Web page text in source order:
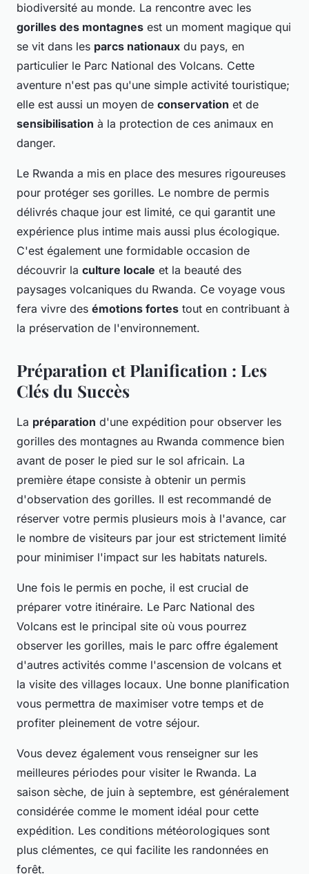
biodiversité au monde. La rencontre avec les
gorilles des montagnes est un moment magique qui
se vit dans les parcs nationaux du pays, en
particulier le Parc National des Volcans. Cette
aventure n'est pas qu'une simple activité touristique;
elle est aussi un moyen de conservation et de
sensibilisation à la protection de ces animaux en
danger.
Le Rwanda a mis en place des mesures rigoureuses
pour protéger ses gorilles. Le nombre de permis
délivrés chaque jour est limité, ce qui garantit une
expérience plus intime mais aussi plus écologique.
C'est également une formidable occasion de
découvrir la culture locale et la beauté des
paysages volcaniques du Rwanda. Ce voyage vous
fera vivre des émotions fortes tout en contribuant à
la préservation de l'environnement.
Préparation et Planification : Les
Clés du Succès
La préparation d'une expédition pour observer les
gorilles des montagnes au Rwanda commence bien
avant de poser le pied sur le sol africain. La
première étape consiste à obtenir un permis
d'observation des gorilles. Il est recommandé de
réserver votre permis plusieurs mois à l'avance, car
le nombre de visiteurs par jour est strictement limité
pour minimiser l'impact sur les habitats naturels.
Une fois le permis en poche, il est crucial de
préparer votre itinéraire. Le Parc National des
Volcans est le principal site où vous pourrez
observer les gorilles, mais le parc offre également
d'autres activités comme l'ascension de volcans et
la visite des villages locaux. Une bonne planification
vous permettra de maximiser votre temps et de
profiter pleinement de votre séjour.
Vous devez également vous renseigner sur les
meilleures périodes pour visiter le Rwanda. La
saison sèche, de juin à septembre, est généralement
considérée comme le moment idéal pour cette
expédition. Les conditions météorologiques sont
plus clémentes, ce qui facilite les randonnées en
forêt.